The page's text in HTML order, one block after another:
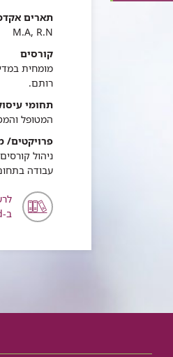
תארים
M.A, R.N
קורסים
רותם.
תחומי
המטופל
פרויקטים/
ניהול
עבודה
ב-PubMed